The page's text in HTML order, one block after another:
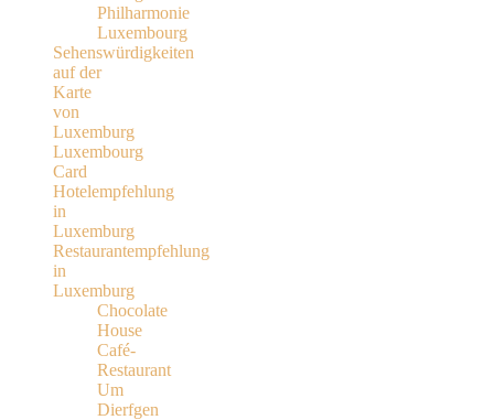
Philharmonie
Luxembourg
Sehenswürdigkeiten
auf der
Karte
von
Luxemburg
Luxembourg
Card
Hotelempfehlung
in
Luxemburg
Restaurantempfehlung
in
Luxemburg
Chocolate
House
Café-
Restaurant
Um
Dierfgen